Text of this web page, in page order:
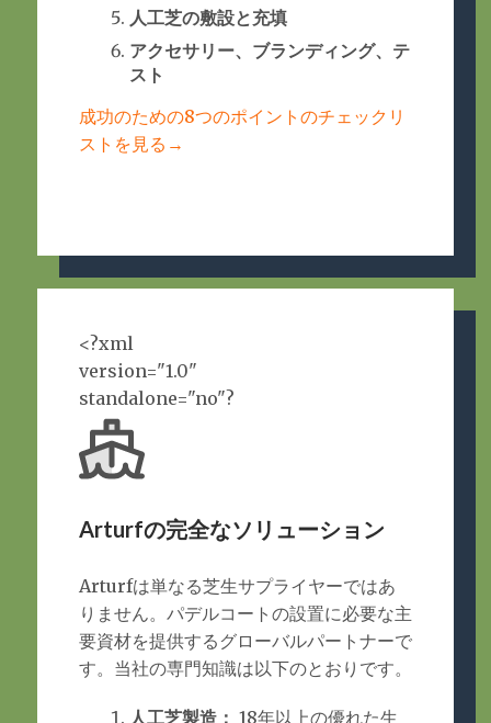
人工芝の敷設と充填
アクセサリー、ブランディング、テ
スト
成功のための8つのポイントのチェックリ
ストを見る→
<?xml
version="1.0"
standalone="no"?
Arturfの完全なソリューション
Arturfは単なる芝生サプライヤーではあ
りません。パデルコートの設置に必要な主
要資材を提供するグローバルパートナーで
す。当社の専門知識は以下のとおりです。
人工芝製造： 18年以上の優れた生